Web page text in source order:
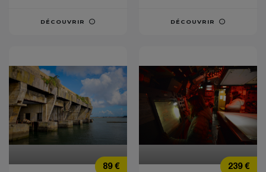
DÉCOUVRIR DÉCOUVRIR
Prix89 € Prix239 €